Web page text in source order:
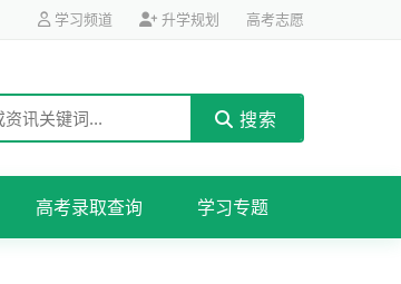
学习频道 升学规划 高考志愿
搜索
高考录取查询 学习专题